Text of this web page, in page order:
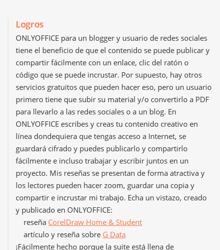
Logros
ONLYOFFICE para un blogger y usuario de redes sociales
tiene el beneficio de que el contenido se puede publicar y
compartir fácilmente con un enlace, clic del ratón o
código que se puede incrustar. Por supuesto, hay otros
servicios gratuitos que pueden hacer eso, pero un usuario
primero tiene que subir su material y/o convertirlo a PDF
para llevarlo a las redes sociales o a un blog. En
ONLYOFFICE escribes y creas tu contenido creativo en
línea dondequiera que tengas acceso a Internet, se
guardará cifrado y puedes publicarlo y compartirlo
fácilmente e incluso trabajar y escribir juntos en un
proyecto. Mis reseñas se presentan de forma atractiva y
los lectores pueden hacer zoom, guardar una copia y
compartir e incrustar mi trabajo. Echa un vistazo, creado
y publicado en ONLYOFFICE:
reseña CorelDraw Home & Student
artículo y reseña sobre G Data
¡Fácilmente hecho porque la suite está llena de